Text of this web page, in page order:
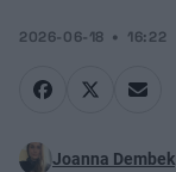
2026-06-18 16:22
Joanna Dembek